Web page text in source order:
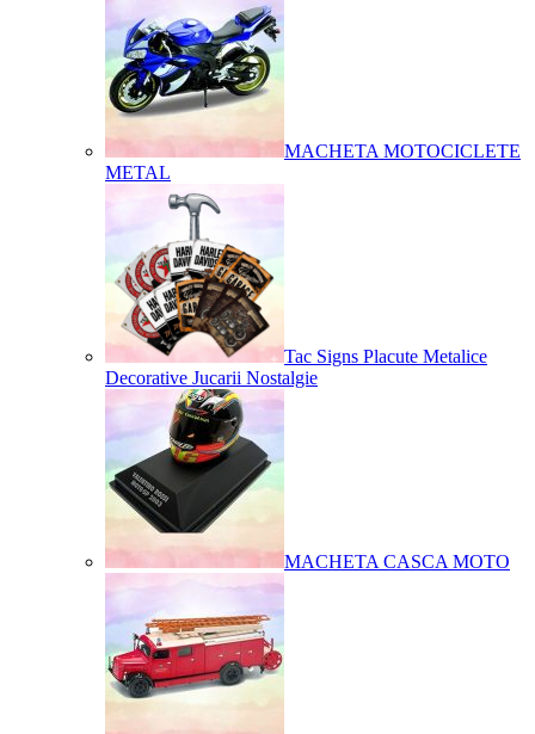
MACHETA MOTOCICLETE
METAL
Tac Signs Placute Metalice
Decorative Jucarii Nostalgie
MACHETA CASCA MOTO